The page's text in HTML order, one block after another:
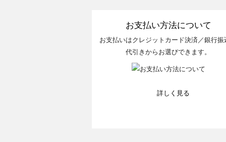
お支払い方法について
お支払いはクレジットカード決済／銀行振
代引きからお選びできます。
詳しく見る